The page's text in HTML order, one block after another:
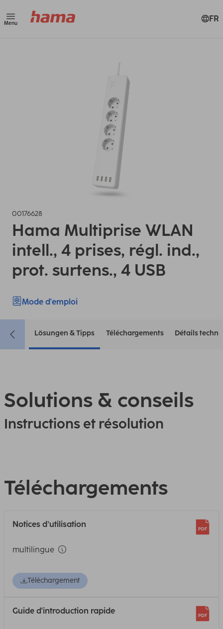
Menu FR
00176628
Hama Multiprise WLAN
intell., 4 prises, régl. ind.,
prot. surtens., 4 USB
Mode d'emploi
Lösungen & Tipps Téléchargements Détails
Solutions & conseils
Instructions et résolution
Téléchargements
Notices d’utilisation
multilingue
Téléchargement
Guide d'introduction rapide